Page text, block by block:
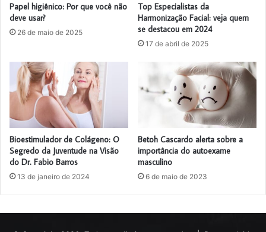
Papel higiênico: Por que você não
deve usar?
26 de maio de 2025
Top Especialistas da
Harmonização Facial: veja quem
se destacou em 2024
17 de abril de 2025
Bioestimulador de Colágeno: O
Segredo da Juventude na Visão
do Dr. Fabio Barros
13 de janeiro de 2024
Betoh Cascardo alerta sobre a
importância do autoexame
masculino
6 de maio de 2023